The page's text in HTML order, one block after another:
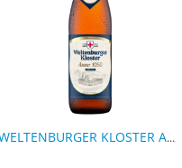
WELTENBURGER KLOSTER ANNO 1050 - 9 FLASCHEN